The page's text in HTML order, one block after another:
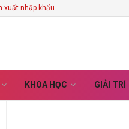
xuất nhập khẩu
KHOA HỌC GIẢI TRÍ